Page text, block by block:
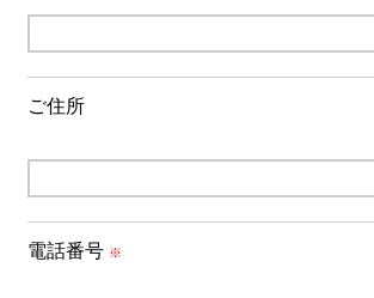
ご住所
電話番号 ※